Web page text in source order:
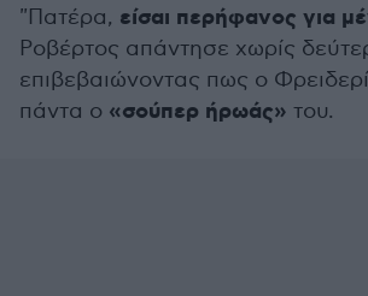
"Πατέρα, είσαι περήφανος για
Ροβέρτος απάντησε χωρίς
επιβεβαιώνοντας πως ο
πάντα ο «σούπερ ήρωάς» του.